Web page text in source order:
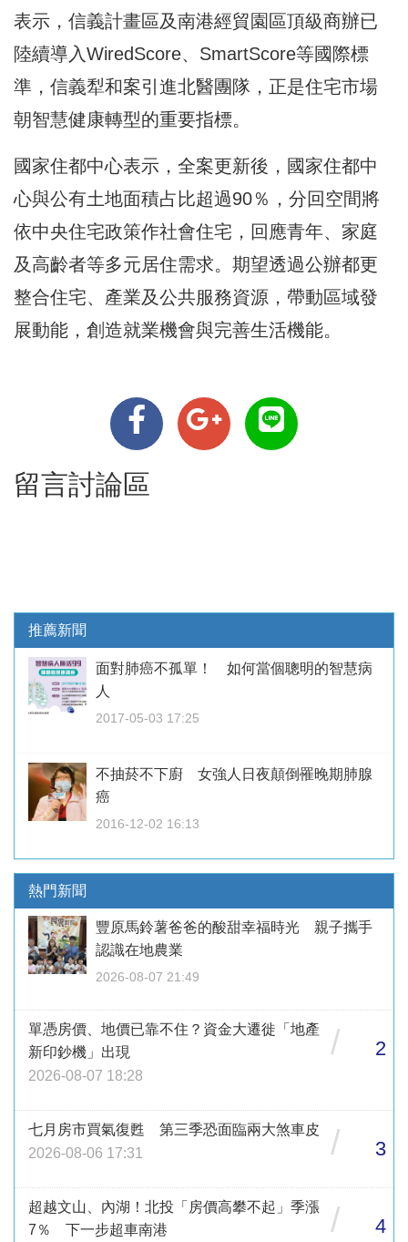
表示，信義計畫區及南港經貿園區頂級商辦已
陸續導入WiredScore、SmartScore等國際標
準，信義犁和案引進北醫團隊，正是住宅市場
朝智慧健康轉型的重要指標。
國家住都中心表示，全案更新後，國家住都中
心與公有土地面積占比超過90％，分回空間將
依中央住宅政策作社會住宅，回應青年、家庭
及高齡者等多元居住需求。期望透過公辦都更
整合住宅、產業及公共服務資源，帶動區域發
展動能，創造就業機會與完善生活機能。
留言討論區
推薦新聞
面對肺癌不孤單！ 如何當個聰明的智慧病
人
2017-05-03 17:25
不抽菸不下廚 女強人日夜顛倒罹晚期肺腺
癌
2016-12-02 16:13
熱門新聞
豐原馬鈴薯爸爸的酸甜幸福時光 親子攜手
認識在地農業
2026-08-07 21:49
單憑房價、地價已靠不住？資金大遷徙「地產
新印鈔機」出現
2026-08-07 18:28
/ 2
七月房市買氣復甦 第三季恐面臨兩大煞車皮
2026-08-06 17:31
/ 3
超越文山、內湖！北投「房價高攀不起」季漲
7％ 下一步超車南港
/ 4